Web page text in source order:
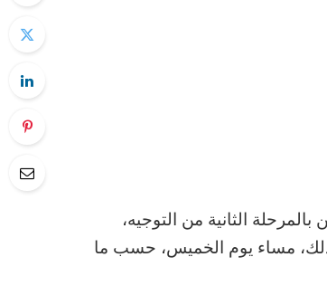
الثانية من التوجيه،
لذلك، مساء يوم الخميس، حسب ما